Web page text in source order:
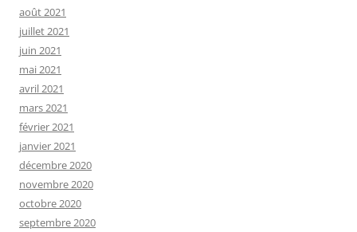
août 2021
juillet 2021
juin 2021
mai 2021
avril 2021
mars 2021
février 2021
janvier 2021
décembre 2020
novembre 2020
octobre 2020
septembre 2020